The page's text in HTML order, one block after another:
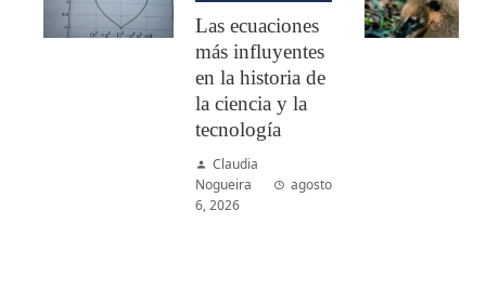
Las ecuaciones
más influyentes
en la historia de
la ciencia y la
tecnología
Claudia
Nogueira
agosto
6, 2026